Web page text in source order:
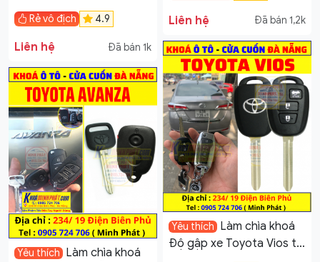
Liên hệ Đã bán 1,2k
Cruiser Prado
Rẻ vô địch 4.9
Liên hệ Đã bán 1k
Yêu thích Làm chìa khoá
Độ gập xe Toyota Vios tại
Yêu thích Làm chìa khoá